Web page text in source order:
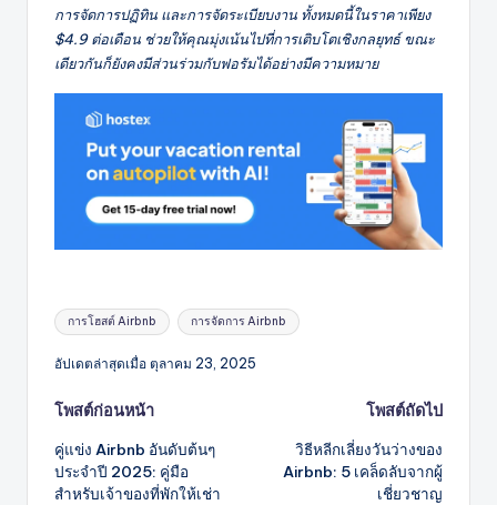
การจัดการปฏิทิน และการจัดระเบียบงาน ทั้งหมดนี้ในราคาเพียง
$4.9 ต่อเดือน ช่วยให้คุณมุ่งเน้นไปที่การเติบโตเชิงกลยุทธ์ ขณะ
เดียวกันก็ยังคงมีส่วนร่วมกับฟอรัมได้อย่างมีความหมาย
แท็ก:
การโฮสต์ Airbnb การจัดการ Airbnb
อัปเดตล่าสุดเมื่อ ตุลาคม 23, 2025
โพสต์
นำทาง
โพสต์ก่อนหน้า
คู่แข่ง Airbnb อันดับต้นๆ
ประจำปี 2025: คู่มือ
สำหรับเจ้าของที่พักให้เช่า
โพสต์ถัดไป
วิธีหลีกเลี่ยงวันว่างของ
Airbnb: 5 เคล็ดลับจากผู้
เชี่ยวชาญ